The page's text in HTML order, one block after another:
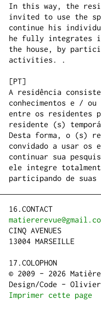
In this way, the
invited to use the
continue his
he fully integrates
the house, by
activities. .
[PT]
A residência
conhecimentos e /
entre os residentes
residente (s)
Desta forma, o (s)
convidado a usar os
continuar sua
ele integre
participando de
CONTACT
CINQ AVENUES
13004 MARSEILLE
COLOPHON
© 2009 - 2026
Design/Code -
Imprimer cette page